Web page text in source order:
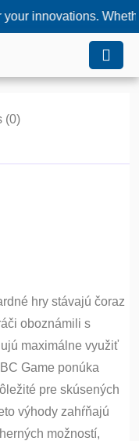
Whether you
(0)
hry stávajú čoraz
oboznámili s
maximálne využiť
Game ponúka
pre skúsených
výhody zahŕňajú
možností,